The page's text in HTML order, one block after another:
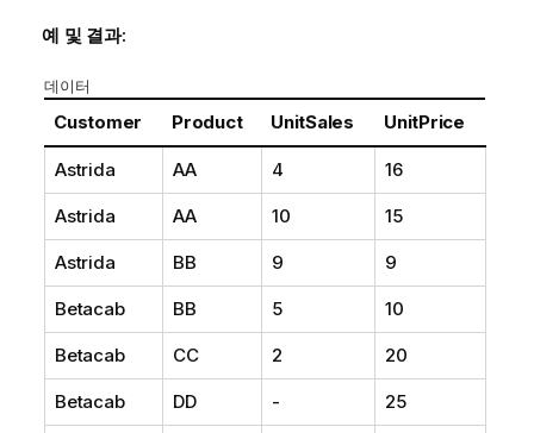
예 및 결과:
데이터
Customer Product UnitSales UnitPrice
Astrida AA 4 16
Astrida AA 10 15
Astrida BB 9 9
Betacab BB 5 10
Betacab CC 2 20
Betacab DD - 25